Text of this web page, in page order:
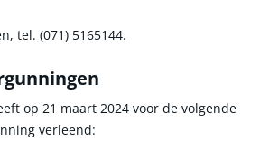
tel. (071) 5165144.
op 21 maart 2024 voor de volgende
verleend: